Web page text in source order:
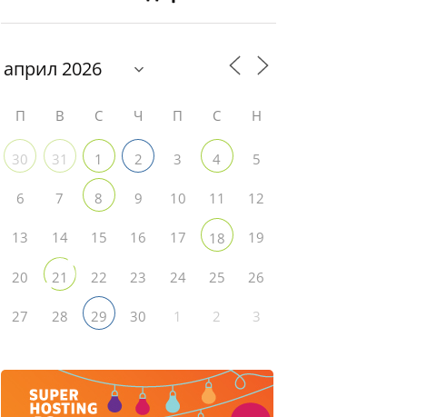
П В С Ч П С Н
30 31 1 2 3 4 5
6 7 8 9 10 11 12
13 14 15 16 17 18 19
20 21 22 23 24 25 26
27 28 29 30 1 2 3